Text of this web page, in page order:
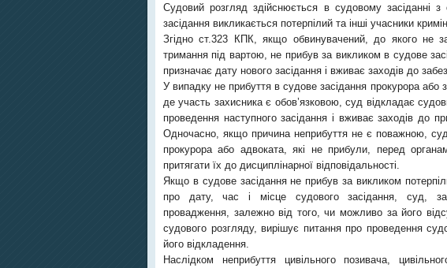
Судовий розгляд здійснюється в судовому засіданні
засідання викликається потерпілий та інші учасники
Згідно ст.323 КПК, якщо обвинувачений, до якого не
тримання під вартою, не прибув за викликом в судове
призначає дату нового засідання і вживає заходів до
У випадку не прибуття в судове засідання прокурора або
де участь захисника є обов’язковою, суд відкладає
проведення наступного засідання і вживає заходів до
Одночасно, якщо причина неприбуття не є поважною, суд
прокурора або адвоката, які не прибули, перед
притягати їх до дисциплінарної відповідальності.
Якщо в судове засідання не прибув за викликом
про дату, час і місце судового засідання, суд,
провадження, залежно від того, чи можливо за його
судового розгляду, вирішує питання про проведення
його відкладення.
Наслідком неприбуття цивільного позивача,